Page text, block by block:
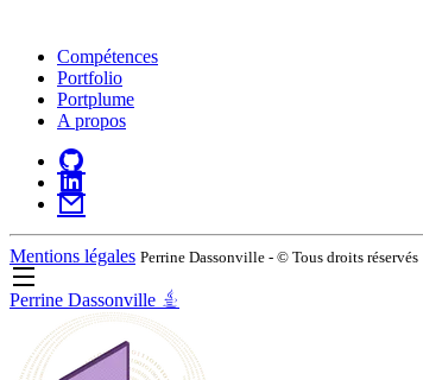
Compétences
Portfolio
Portplume
A propos
Mentions légales Perrine Dassonville - © Tous droits réservés
Perrine Dassonville